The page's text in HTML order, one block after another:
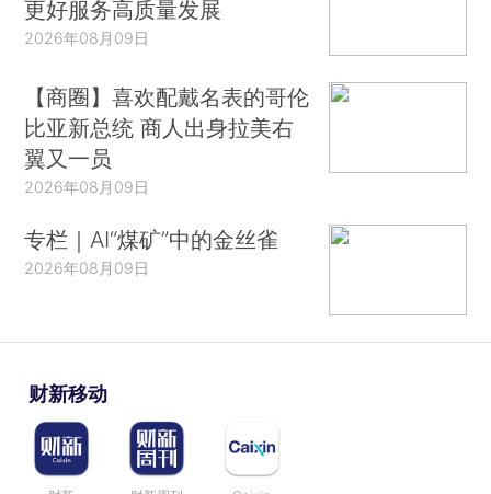
更好服务高质量发展
2026年08月09日
【商圈】喜欢配戴名表的哥伦
比亚新总统 商人出身拉美右
翼又一员
2026年08月09日
专栏｜AI“煤矿”中的金丝雀
2026年08月09日
财新移动